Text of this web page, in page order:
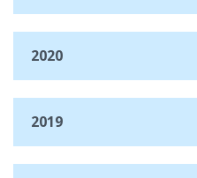
2020
2019